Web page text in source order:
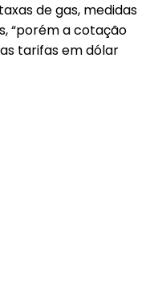
de gas, medidas
“porém a cotação
tarifas em dólar